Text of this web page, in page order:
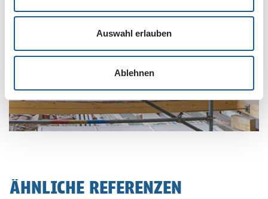
Auswahl erlauben
Ablehnen
ÄHNLICHE REFERENZEN